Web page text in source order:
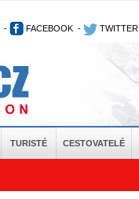
- FACEBOOK - TWITTER
TURISTÉ CESTOVATELÉ